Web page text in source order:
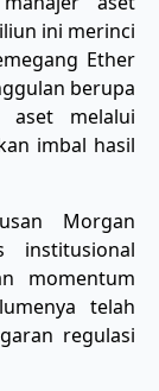
ini merinci
Ether
berupa
aset melalui
imbal hasil
Morgan
institusional
momentum
telah
regulasi